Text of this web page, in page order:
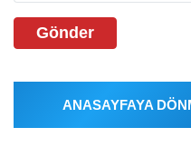
Gönder
ANASAYFAYA